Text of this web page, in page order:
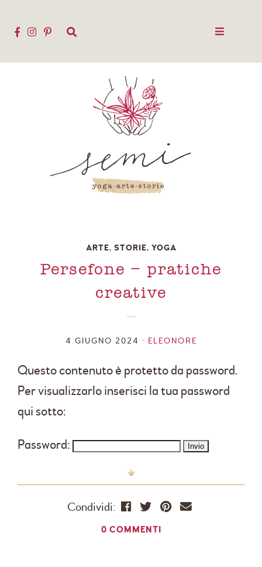
ARTE, STORIE, YOGA
Persefone – pratiche
creative
4 GIUGNO 2024 • ELEONORE
Questo contenuto è protetto da password.
Per visualizzarlo inserisci la tua password
qui sotto:
Password:
Condividi:
0 COMMENTI